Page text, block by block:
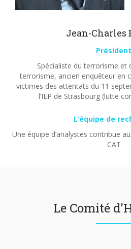
Jean-Charles
Président
Spécialiste du terrorisme et
terrorisme, ancien enquêteur en
victimes des attentats du 11
l’IEP de Strasbourg (lutte
L’équipe de
Une équipe d’analystes contribue
CAT
Le Comité